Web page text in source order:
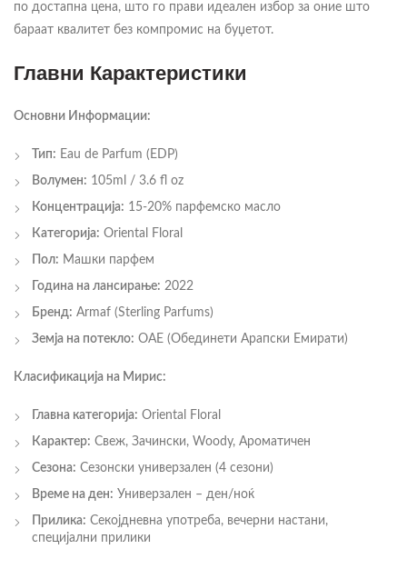
по достапна цена, што го прави идеален избор за оние што
бараат квалитет без компромис на буџетот.
Главни Карактеристики
Основни Информации:
Тип: Eau de Parfum (EDP)
Волумен: 105ml / 3.6 fl oz
Концентрација: 15-20% парфемско масло
Категорија: Oriental Floral
Пол: Машки парфем
Година на лансирање: 2022
Бренд: Armaf (Sterling Parfums)
Земја на потекло: ОАЕ (Обединети Арапски Емирати)
Класификација на Мирис:
Главна категорија: Oriental Floral
Карактер: Свеж, Зачински, Woody, Ароматичен
Сезона: Сезонски универзален (4 сезони)
Време на ден: Универзален – ден/ноќ
Прилика: Секојдневна употреба, вечерни настани,
специјални прилики